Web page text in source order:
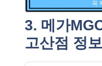
3. 메가
고산점 정보